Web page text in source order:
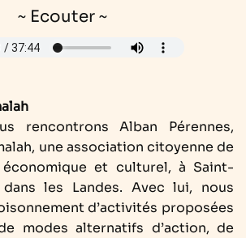
~ Ecouter ~
rencontrons Alban Pérennes,
une association citoyenne de
économique et culturel, à Saint-
les Landes. Avec lui, nous
d’activités proposées
modes alternatifs d’action, de